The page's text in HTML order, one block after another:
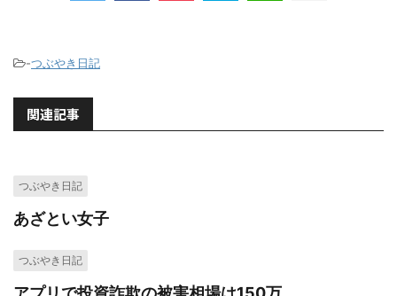
-つぶやき日記
関連記事
つぶやき日記
あざとい女子
つぶやき日記